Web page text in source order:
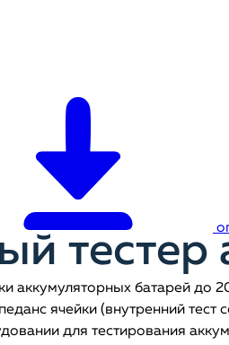
аккумуляторных батарей до
ячейки (внутренний
для тестирования